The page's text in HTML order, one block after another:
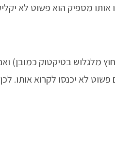
אותו מספיק הוא פשוט לא
(חוץ מלגלוש בטיקטוק
לא יכנסו לקרוא אותו.